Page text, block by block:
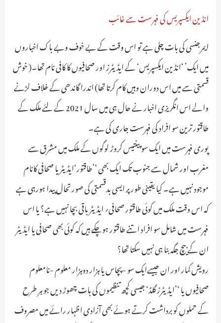
انڈین ایکسپریس کی فہرست سے غائب
ایمرجنسی کی بات چلی ہے تو اس وقت کے بے خوف وبے باک اخباروں
میں ایک’ ‘انڈین ایکسپریس‘ کے ایڈیٹرز اور صحافیوں کا کافی نام تھا۔( خوش
قسمتی سے میں اس دوران وہیں کام کرتا تھا) اندرا گاندھی کے خلاف لڑنے
والے اس انگریزی اخبار نے حال ہی میں سال 2021 کے لئے ملک کے
طاقتور ترین سو افراد کی فہرست جاری کی ہے۔
پوری فہرست میں ایک سو پینتیس کروڑ لوگوں کے ملک میں مشرق سے
مغرب اور شمال سے جنوب تک ایک بھی ‘’طاقتور‘ایڈیٹر یا صحافی کانام
موجود نہیں ہے۔ کیا یقینی طور پر ایسی بدقسمتی کی صورتحال پیدا ہورہی ہے
کہ اس وقت ملک میں کوئی طاقتور صحافی؍ ایڈیٹر باقی بچا نہیں ہے؟ یا اس
فہرست میں شامل سو افراد اتنے طاقتور ہوچکے ہیں کہ کوئی بھی صحافی یا ایڈیٹر
ان کے بیچ جگہ بنا ہی نہیں سکتا تھا؟
رویش کمار اور ان جیسےایک سو -پچاس یا ہزار دوہزار معلوم -نامعلوم
صحافیوں یا ‘’ایڈیٹرز گلڈ‘ جیسی کچھ تنظیموں کی بات چھوڑ دیں جو ہر طرح
کے حملوں کو برداشت کرتے ہوئے بھی آزادی اظہار رائے میں مصروف